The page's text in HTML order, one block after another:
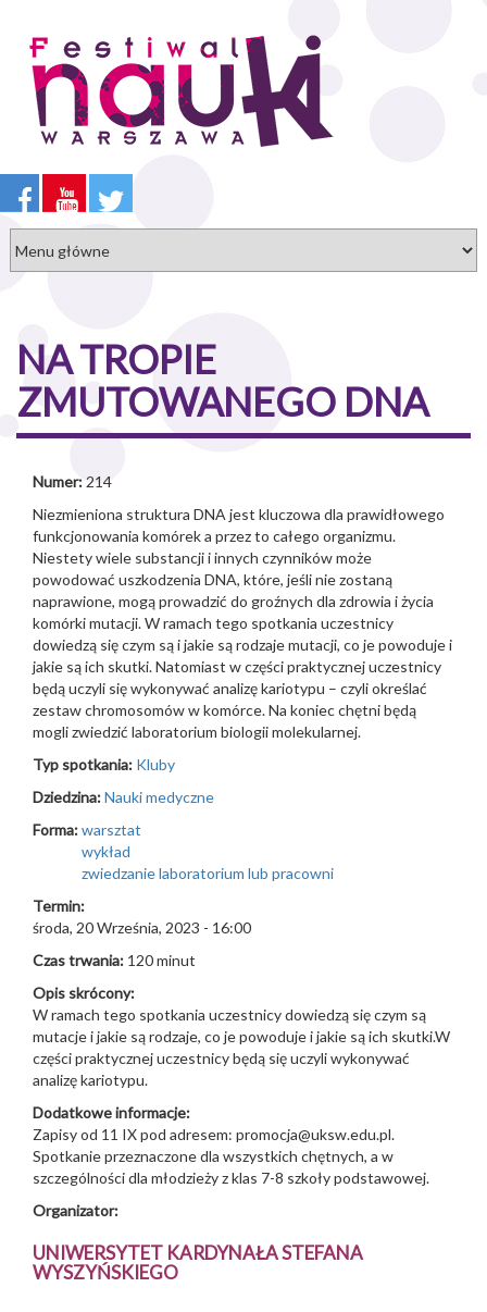
treści
NA TROPIE
ZMUTOWANEGO DNA
Numer:214
Niezmieniona struktura DNA jest kluczowa dla prawidłowego
funkcjonowania komórek a przez to całego organizmu.
Niestety wiele substancji i innych czynników może
powodować uszkodzenia DNA, które, jeśli nie zostaną
naprawione, mogą prowadzić do groźnych dla zdrowia i życia
komórki mutacji. W ramach tego spotkania uczestnicy
dowiedzą się czym są i jakie są rodzaje mutacji, co je powoduje i
jakie są ich skutki. Natomiast w części praktycznej uczestnicy
będą uczyli się wykonywać analizę kariotypu – czyli określać
zestaw chromosomów w komórce. Na koniec chętni będą
mogli zwiedzić laboratorium biologii molekularnej.
Typ spotkania: Kluby
Dziedzina:Nauki medyczne
Forma:warsztat
wykład
zwiedzanie laboratorium lub pracowni
Termin:
środa, 20 Września, 2023 - 16:00
Czas trwania: 120 minut
Opis skrócony:
W ramach tego spotkania uczestnicy dowiedzą się czym są
mutacje i jakie są rodzaje, co je powoduje i jakie są ich skutki.W
części praktycznej uczestnicy będą się uczyli wykonywać
analizę kariotypu.
Dodatkowe informacje:
Zapisy od 11 IX pod adresem: promocja@uksw.edu.pl.
Spotkanie przeznaczone dla wszystkich chętnych, a w
szczególności dla młodzieży z klas 7-8 szkoły podstawowej.
Organizator:
UNIWERSYTET KARDYNAŁA STEFANA
WYSZYŃSKIEGO